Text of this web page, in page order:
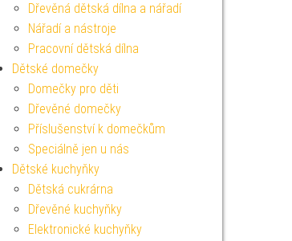
Dřevěná dětská dílna a nářadí
Nářadí a nástroje
Pracovní dětská dílna
Dětské domečky
Domečky pro děti
Dřevěné domečky
Příslušenství k domečkům
Speciálně jen u nás
Dětské kuchyňky
Dětská cukrárna
Dřevěné kuchyňky
Elektronické kuchyňky